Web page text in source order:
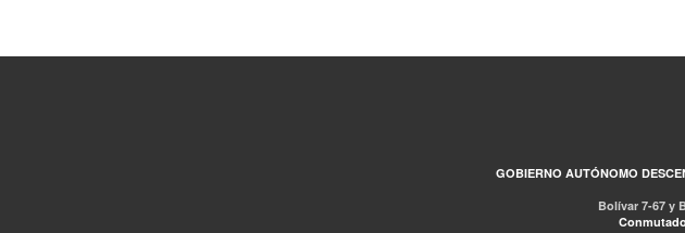
GOBIERNO AUTÓNOMO
Bolívar 7-67 y